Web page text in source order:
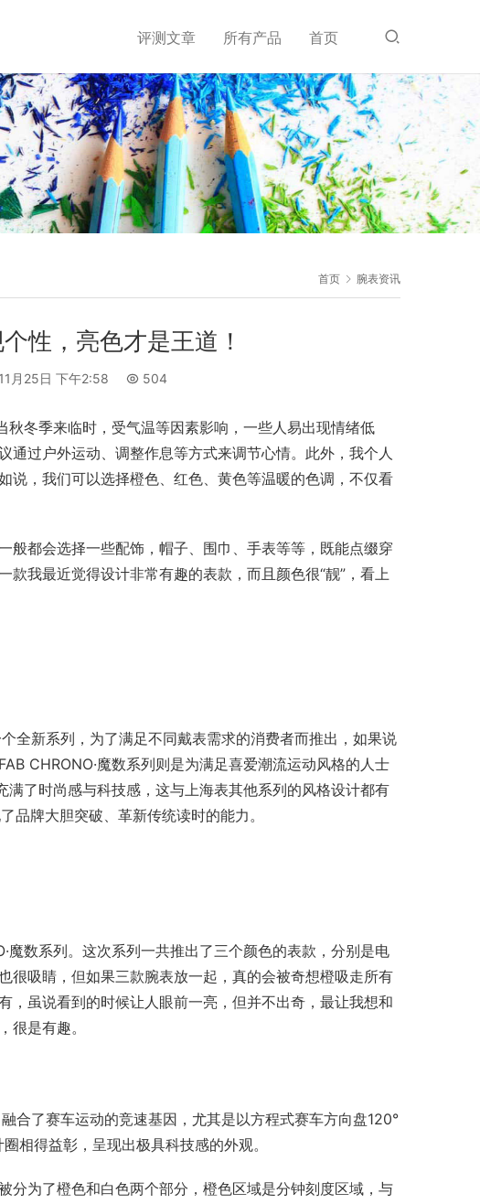
评测文章 所有产品 首页
首页 腕表资讯
性，亮色才是王道！
月25日 下午2:58 504
冬季来临时，受气温等因素影响，一些人易出现情绪低
过户外运动、调整作息等方式来调节心情。此外，我个人
说，我们可以选择橙色、红色、黄色等温暖的色调，不仅看
般都会选择一些配饰，帽子、围巾、手表等等，既能点缀穿
我最近觉得设计非常有趣的表款，而且颜色很“靓”，看上
全新系列，为了满足不同戴表需求的消费者而推出，如果说
CHRONO·魔数系列则是为满足喜爱潮流运动风格的人士
满了时尚感与科技感，这与上海表其他系列的风格设计都有
品牌大胆突破、革新传统读时的能力。
魔数系列。这次系列一共推出了三个颜色的表款，分别是电
很吸睛，但如果三款腕表放一起，真的会被奇想橙吸走所有
，虽说看到的时候让人眼前一亮，但并不出奇，最让我想和
很是有趣。
合了赛车运动的竞速基因，尤其是以方程式赛车方向盘120°
相得益彰，呈现出极具科技感的外观。
分为了橙色和白色两个部分，橙色区域是分钟刻度区域，与